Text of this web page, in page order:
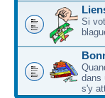
Si
dans
s'y